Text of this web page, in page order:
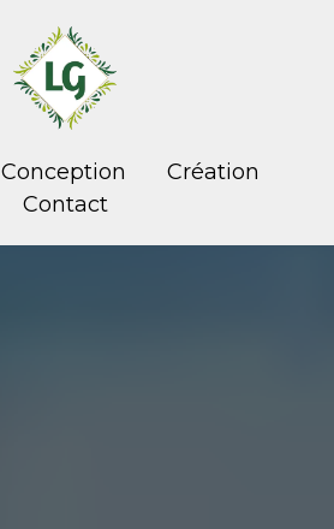
Conception
Création
Contact